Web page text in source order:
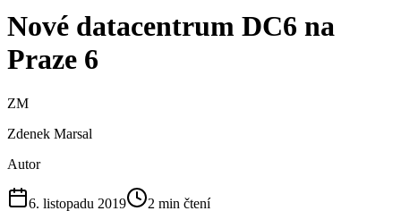
Nové datacentrum DC6 na
Praze 6
ZM
Zdenek Marsal
Autor
6. listopadu 2019 2 min čtení